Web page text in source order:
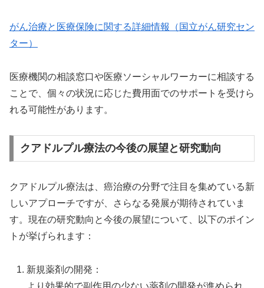
がん治療と医療保険に関する詳細情報（国立がん研究セン
ター）
医療機関の相談窓口や医療ソーシャルワーカーに相談する
ことで、個々の状況に応じた費用面でのサポートを受けら
れる可能性があります。
クアドルプル療法の今後の展望と研究動向
クアドルプル療法は、癌治療の分野で注目を集めている新
しいアプローチですが、さらなる発展が期待されていま
す。現在の研究動向と今後の展望について、以下のポイン
トが挙げられます：
新規薬剤の開発：